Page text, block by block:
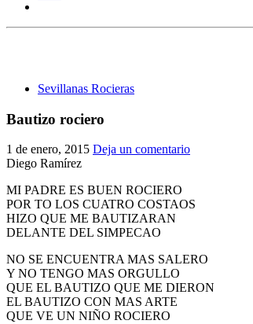
Sevillanas Rocieras
Bautizo rociero
1 de enero, 2015 Deja un comentario
Diego Ramírez
MI PADRE ES BUEN ROCIERO
POR TO LOS CUATRO COSTAOS
HIZO QUE ME BAUTIZARAN
DELANTE DEL SIMPECAO
NO SE ENCUENTRA MAS SALERO
Y NO TENGO MAS ORGULLO
QUE EL BAUTIZO QUE ME DIERON
EL BAUTIZO CON MAS ARTE
QUE VE UN NIÑO ROCIERO